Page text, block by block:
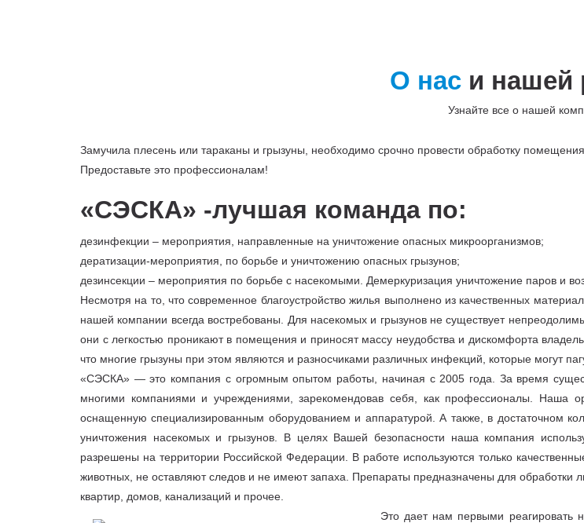
О наси нашей
Узнайте все о нашей
Замучила плесень или тараканы и грызуны, необходимо срочно провести обработку
Предоставьте это профессионалам!
«СЭСКА» -лучшая команда по:
дезинфекции – мероприятия, направленные на уничтожение опасных микроорганизмов;
дератизации-мероприятия, по борьбе и уничтожению опасных грызунов;
дезинсекции – мероприятия по борьбе с насекомыми. Демеркуризация уничтожение паров и
Несмотря на то, что современное благоустройство жилья выполнено из качественных
нашей компании всегда востребованы. Для насекомых и грызунов не существует
они с легкостью проникают в помещения и приносят массу неудобства и дискомфорта
что многие грызуны при этом являются и разносчиками различных инфекций, которые могут
«СЭСКА» — это компания с огромным опытом работы, начиная с 2005 года. За время
многими компаниями и учреждениями, зарекомендовав себя, как профессионалы. Наша
оснащенную специализированным оборудованием и аппаратурой. А также, в достаточном
уничтожения насекомых и грызунов. В целях Вашей безопасности наша компания
разрешены на территории Российской Федерации. В работе используются только
животных, не оставляют следов и не имеют запаха. Препараты предназначены для
квартир, домов, канализаций и прочее.
Это дает нам первыми реагировать